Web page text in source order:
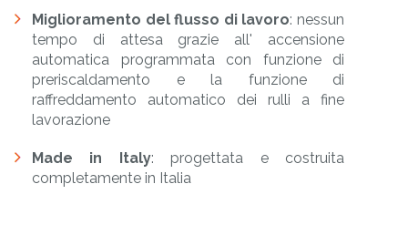
Miglioramento del flusso di lavoro: nessun
tempo di attesa grazie all' accensione
automatica programmata con funzione di
preriscaldamento e la funzione di
raffreddamento automatico dei rulli a fine
lavorazione
Made in Italy: progettata e costruita
completamente in Italia